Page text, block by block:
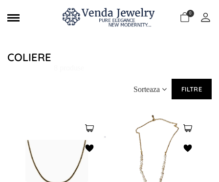
0
COLIERE
Sorteaza FILTRE